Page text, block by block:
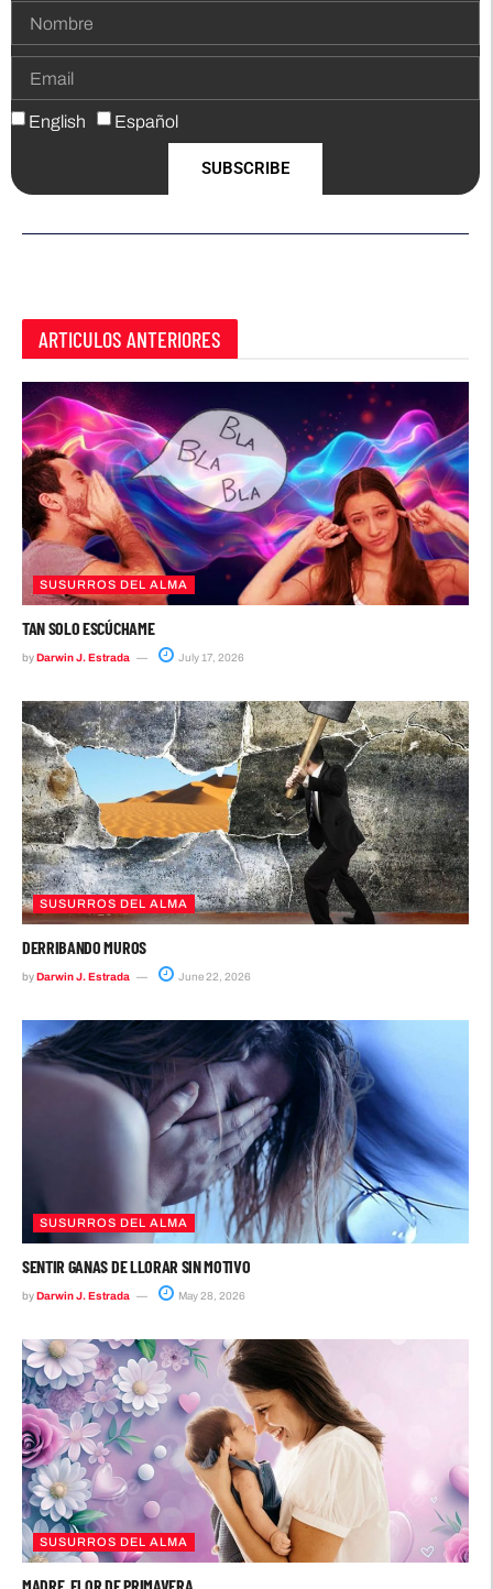
English Español
SUBSCRIBE
ARTICULOS ANTERIORES
SUSURROS DEL ALMA
TAN SOLO ESCÚCHAME
byDarwin J. Estrada July 17, 2026
SUSURROS DEL ALMA
DERRIBANDO MUROS
byDarwin J. Estrada June 22, 2026
SUSURROS DEL ALMA
SENTIR GANAS DE LLORAR SIN MOTIVO
byDarwin J. Estrada May 28, 2026
SUSURROS DEL ALMA
MADRE, FLOR DE PRIMAVERA